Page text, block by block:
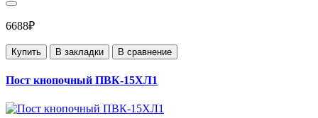
6688₽
Купить В закладки В сравнение
Пост кнопочный ПВК-15ХЛ1